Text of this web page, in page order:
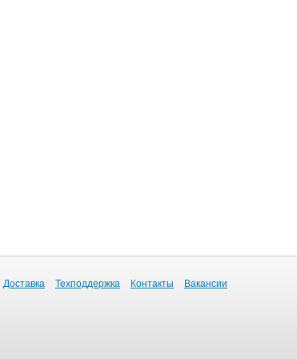
Доставка Техподдержка Контакты Вакансии